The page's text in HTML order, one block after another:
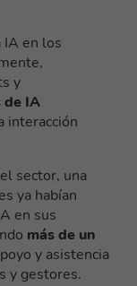
IA en los
y
de IA
interacción
sector, una
ya habían
en sus
más de un
y asistencia
y gestores.